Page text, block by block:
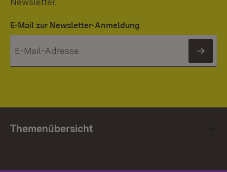
E-Mail zur Newsletter-Anmeldung
Themenübersicht